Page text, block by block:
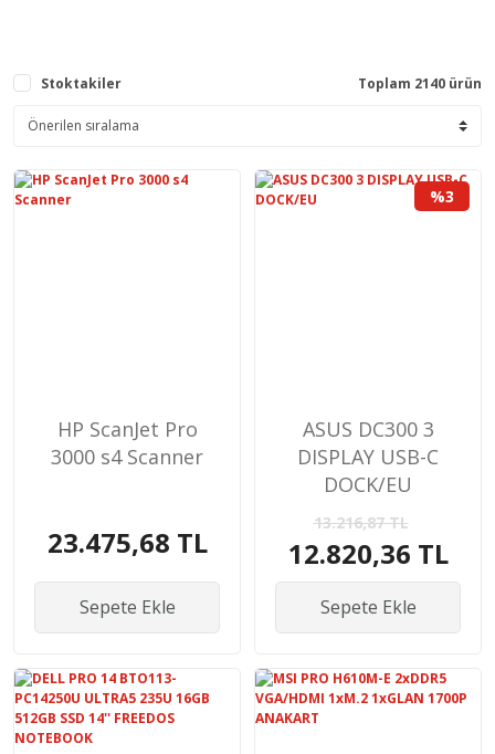
Stoktakiler Toplam 2140 ürün
HP ScanJet Pro
3000 s4 Scanner
23.475,68 TL
Sepete Ekle
%3
ASUS DC300 3
DISPLAY USB-C
DOCK/EU
13.216,87 TL
12.820,36 TL
Sepete Ekle